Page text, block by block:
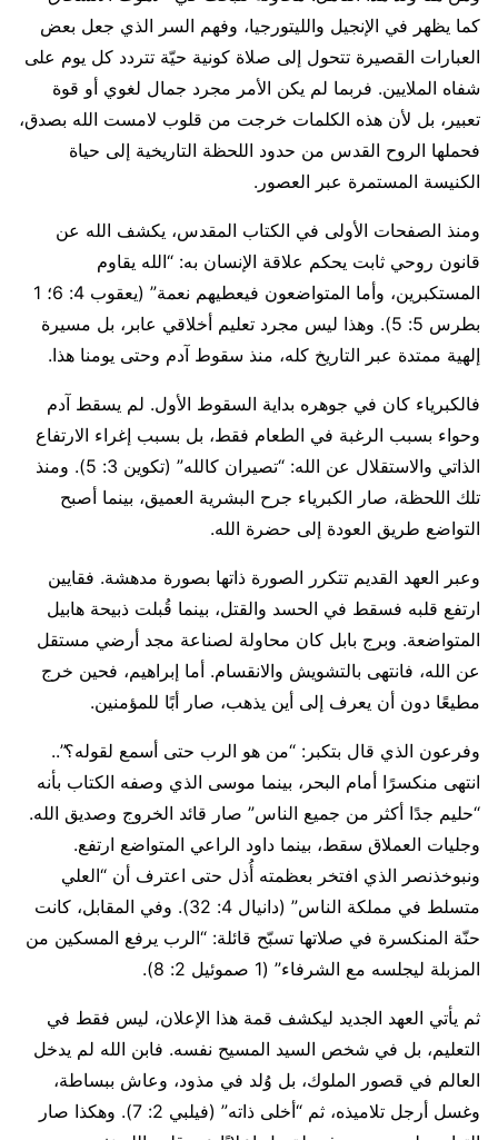
كما يظهر في الإنجيل والليتورجيا، وفهم السر الذي جعل بعض
العبارات القصيرة تتحول إلى صلاة كونية حيّة تتردد كل يوم على
شفاه الملايين. فربما لم يكن الأمر مجرد جمال لغوي أو قوة
تعبير، بل لأن هذه الكلمات خرجت من قلوب لامست الله بصدق،
فحملها الروح القدس من حدود اللحظة التاريخية إلى حياة
الكنيسة المستمرة عبر العصور.
ومنذ الصفحات الأولى في الكتاب المقدس، يكشف الله عن
قانون روحي ثابت يحكم علاقة الإنسان به: “الله يقاوم
المستكبرين، وأما المتواضعون فيعطيهم نعمة” (يعقوب 4: 6؛ 1
بطرس 5: 5). وهذا ليس مجرد تعليم أخلاقي عابر، بل مسيرة
إلهية ممتدة عبر التاريخ كله، منذ سقوط آدم وحتى يومنا هذا.
فالكبرياء كان في جوهره بداية السقوط الأول. لم يسقط آدم
وحواء بسبب الرغبة في الطعام فقط، بل بسبب إغراء الارتفاع
الذاتي والاستقلال عن الله: “تصيران كالله” (تكوين 3: 5). ومنذ
تلك اللحظة، صار الكبرياء جرح البشرية العميق، بينما أصبح
التواضع طريق العودة إلى حضرة الله.
وعبر العهد القديم تتكرر الصورة ذاتها بصورة مدهشة. فقايين
ارتفع قلبه فسقط في الحسد والقتل، بينما قُبلت ذبيحة هابيل
المتواضعة. وبرج بابل كان محاولة لصناعة مجد أرضي مستقل
عن الله، فانتهى بالتشويش والانقسام. أما إبراهيم، فحين خرج
مطيعًا دون أن يعرف إلى أين يذهب، صار أبًا للمؤمنين.
وفرعون الذي قال بتكبر: “من هو الرب حتى أسمع لقوله؟”..
انتهى منكسرًا أمام البحر، بينما موسى الذي وصفه الكتاب بأنه
“حليم جدًا أكثر من جميع الناس” صار قائد الخروج وصديق الله.
وجليات العملاق سقط، بينما داود الراعي المتواضع ارتفع.
ونبوخذنصر الذي افتخر بعظمته أُذل حتى اعترف أن “العلي
متسلط في مملكة الناس” (دانيال 4: 32). وفي المقابل، كانت
حنّة المنكسرة في صلاتها تسبّح قائلة: “الرب يرفع المسكين من
المزبلة ليجلسه مع الشرفاء” (1 صموئيل 2: 8).
ثم يأتي العهد الجديد ليكشف قمة هذا الإعلان، ليس فقط في
التعليم، بل في شخص السيد المسيح نفسه. فابن الله لم يدخل
العالم في قصور الملوك، بل وُلد في مذود، وعاش ببساطة،
وغسل أرجل تلاميذه، ثم “أخلى ذاته” (فيلبي 2: 7). وهكذا صار